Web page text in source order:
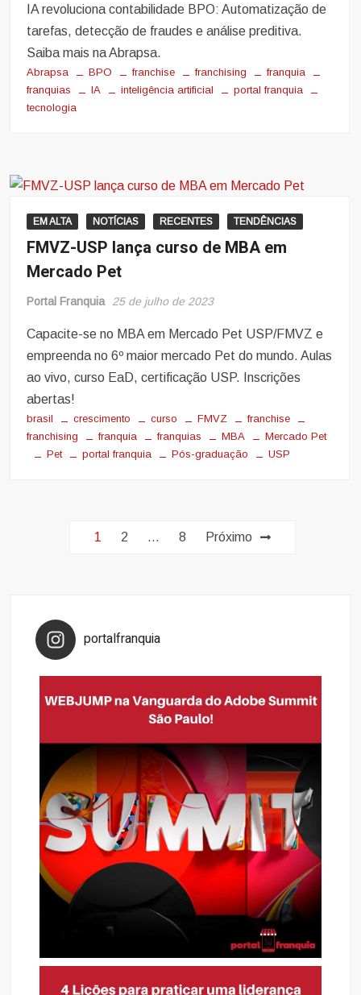
IA revoluciona contabilidade BPO: Automatização de
tarefas, detecção de fraudes e análise preditiva.
Saiba mais na Abrapsa.
Abrapsa BPO franchise franchising
franquia
franquias
IA inteligência artificial
portal franquia
tecnologia
EM ALTA NOTÍCIAS RECENTES TENDÊNCIAS
FMVZ-USP lança curso de MBA em
Mercado Pet
Portal Franquia 25 de julho de 2023
Capacite-se no MBA em Mercado Pet USP/FMVZ e
empreenda no 6º maior mercado Pet do mundo. Aulas
ao vivo, curso EaD, certificação USP. Inscrições
abertas!
brasil crescimento curso FMVZ
franchise
franchising
franquia franquias MBA
Mercado Pet
Pet
portal franquia Pós-graduação USP
Paginação
1 2 … 8 Próximo
portalfranquia